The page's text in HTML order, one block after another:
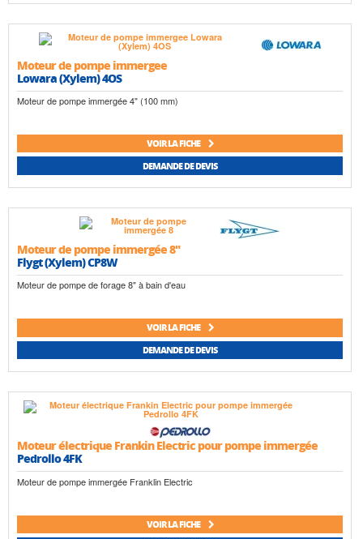
Moteur de pompe immergee
Lowara (Xylem) 4OS
Moteur de pompe immergée 4" (100 mm)
VOIR LA FICHE
DEMANDE DE DEVIS
Moteur de pompe immergée 8"
Flygt (Xylem) CP8W
Moteur de pompe de forage 8" à bain d'eau
VOIR LA FICHE
DEMANDE DE DEVIS
Moteur électrique Frankin Electric pour pompe immergée
Pedrollo 4FK
Moteur de pompe immergée Franklin Electric
VOIR LA FICHE